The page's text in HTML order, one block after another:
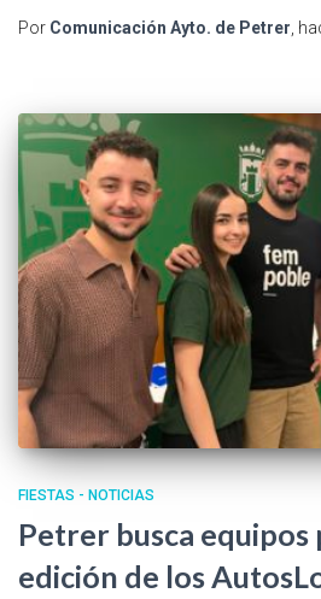
Por Comunicación Ayto. de Petrer ,
FIESTAS - NOTICIAS
Petrer busca equipos
edición de los